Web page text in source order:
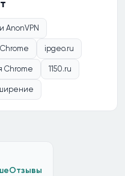
AnonVPN
ipgeo.ru
Chrome 1150.ru
Отзывы